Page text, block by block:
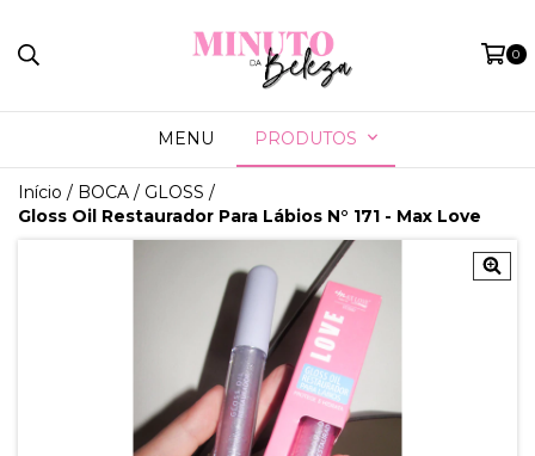
0
MENU PRODUTOS
Início / BOCA / GLOSS /
Gloss Oil Restaurador Para Lábios N° 171 - Max Love